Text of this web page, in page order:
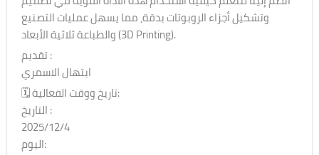
وتشكيل أجزاء الروبوتات بدقة، مما يسهل عمليات التصنيع
والطباعة ثلاثية الأبعاد (3D Printing).
تقديم :
🗓 تاريخ ووقت الفعالية:
التاريخ :
2025/12/4
اليوم: